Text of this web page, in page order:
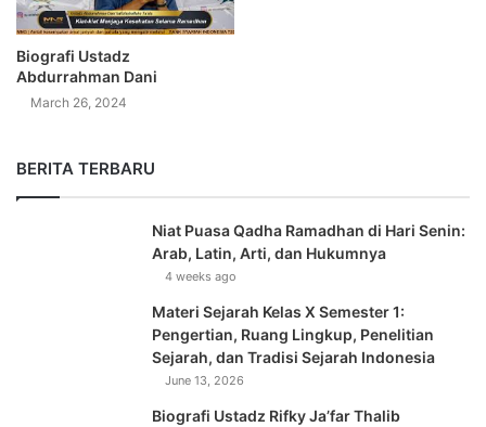
Biografi Ustadz
Abdurrahman Dani
March 26, 2024
BERITA TERBARU
Niat Puasa Qadha Ramadhan di Hari Senin:
Arab, Latin, Arti, dan Hukumnya
4 weeks ago
Materi Sejarah Kelas X Semester 1:
Pengertian, Ruang Lingkup, Penelitian
Sejarah, dan Tradisi Sejarah Indonesia
June 13, 2026
Biografi Ustadz Rifky Ja’far Thalib